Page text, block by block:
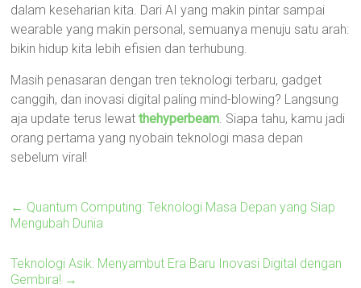
dalam keseharian kita. Dari AI yang makin pintar sampai
wearable yang makin personal, semuanya menuju satu arah:
bikin hidup kita lebih efisien dan terhubung.
Masih penasaran dengan tren teknologi terbaru, gadget
canggih, dan inovasi digital paling mind-blowing? Langsung
aja update terus lewatthehyperbeam. Siapa tahu, kamu jadi
orang pertama yang nyobain teknologi masa depan
sebelum viral!
← Quantum Computing: Teknologi Masa Depan yang Siap
Mengubah Dunia
Teknologi Asik: Menyambut Era Baru Inovasi Digital dengan
Gembira! →